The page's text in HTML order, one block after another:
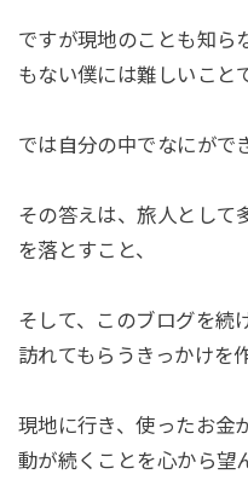
ですが現地のことも知ら
もない僕には難しいこと
では自分の中でなにがで
その答えは、旅人として
を落とすこと、
そして、このブログを続
訪れてもらうきっかけを
現地に行き、使ったお金
動が続くことを心から望